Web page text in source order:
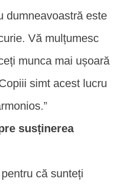
dumneavoastră este
Vă mulțumesc
munca mai ușoară
simt acest lucru
susținerea
că sunteți